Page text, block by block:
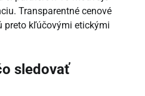
Transparentné cenové
preto kľúčovými etickými
sledovať